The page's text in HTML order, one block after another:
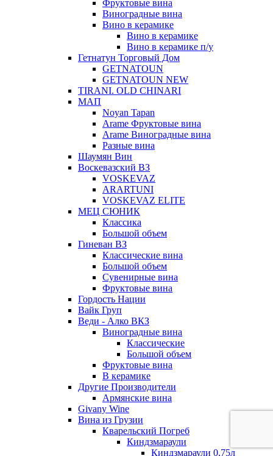
Фруктовые вина
Виноградные вина
Вино в керамике
Вино в керамике
Вино в керамике п/у
Гетнатун Торговый Дом
GETNATOUN
GETNATOUN NEW
TIRANI. OLD CHINARI
МАП
Noyan Tapan
Arame Фруктовые вина
Arame Виноградные вина
Разные вина
Шаумян Вин
Воскевазский ВЗ
VOSKEVAZ
ARARTUNI
VOSKEVAZ ELITE
МЕЦ СЮНИК
Классика
Большой объем
Гиневан ВЗ
Классические вина
Большой объем
Сувенирные вина
Фруктовые вина
Гордость Нации
Вайк Груп
Веди - Алко ВКЗ
Виноградные вина
Классические
Большой объем
Фруктовые вина
В керамике
Другие Производители
Армянские вина
Givany Wine
Вина из Грузии
Кварельский Погреб
Киндзмараули
Киндзмараули 0,75л